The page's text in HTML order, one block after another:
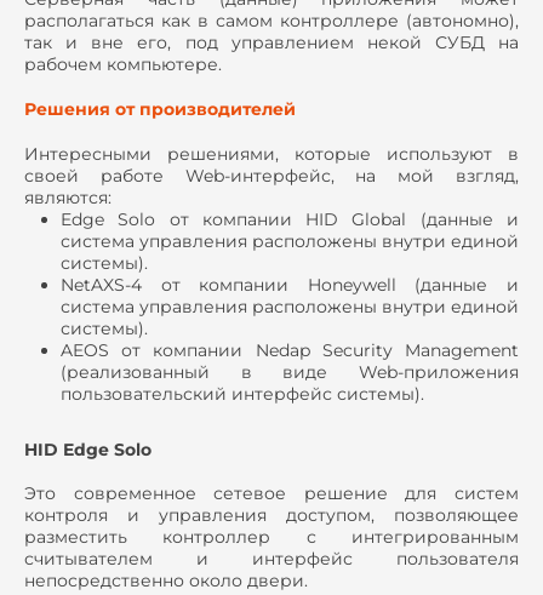
располагаться как в самом контроллере (автономно),
так и вне его, под управлением некой СУБД на
рабочем компьютере.
Решения от производителей
Интересными решениями, которые используют в
своей работе Web-интерфейс, на мой взгляд,
являются:
Edge Solo от компании HID Global (данные и
система управления расположены внутри единой
системы).
NetAXS-4 от компании Honeywell (данные и
система управления расположены внутри единой
системы).
AEOS от компании Nedap Security Management
(реализованный в виде Web-приложения
пользовательский интерфейс системы).
HID Edge Solo
Это современное сетевое решение для систем
контроля и управления доступом, позволяющее
разместить контроллер с интегрированным
считывателем и интерфейс пользователя
непосредственно около двери.